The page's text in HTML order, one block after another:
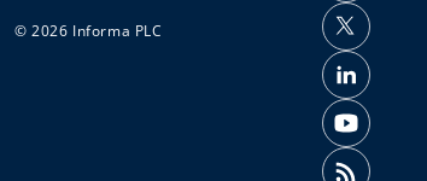
© 2026 Informa PLC